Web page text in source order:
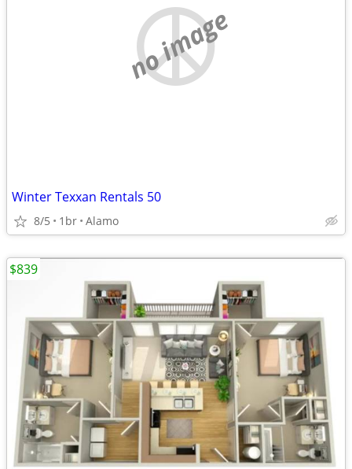
no image
Winter Texxan Rentals 50
8/5 1br Alamo
$839